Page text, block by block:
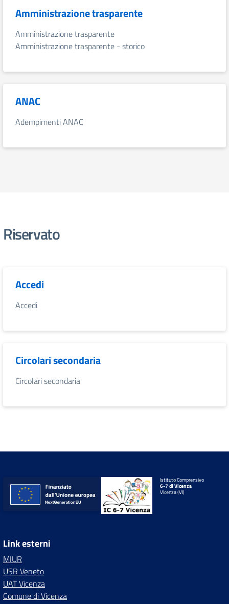
Amministrazione trasparente
Amministrazione trasparente
Amministrazione trasparente - storico
ANAC
Adempimenti ANAC
Riservato
Accedi
Accedi
Circolari secondaria
Circolari secondaria
Istituto Comprensivo
6-7 di Vicenza
Vicenza (VI)
Link esterni
MIUR
USR Veneto
UAT Vicenza
Comune di Vicenza